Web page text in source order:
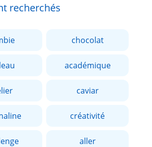
recherchés
chocolat
académique
caviar
créativité
aller